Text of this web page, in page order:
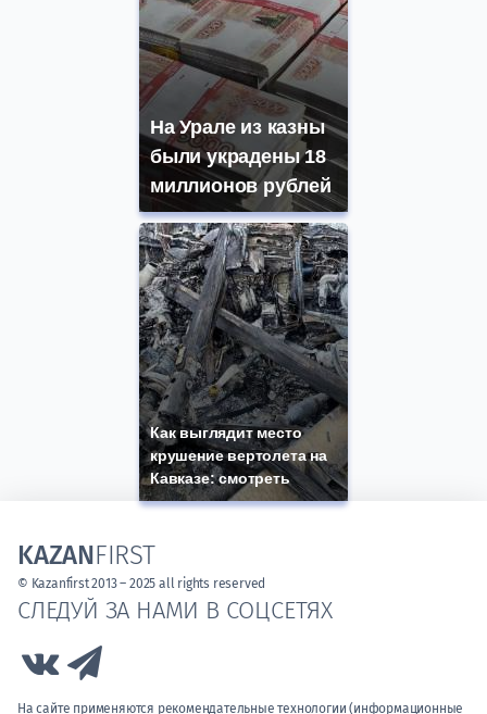
На Урале из казны
были украдены 18
миллионов рублей
Как выглядит место
крушение вертолета на
Кавказе: смотреть
СЛЕДУЙ ЗА НАМИ В СОЦСЕТЯХ
Link to Vk
На сайте применяются рекомендательные технологии (информационные
KAZANFIRST
© Kazanfirst 2013 – 2025 all rights reserved